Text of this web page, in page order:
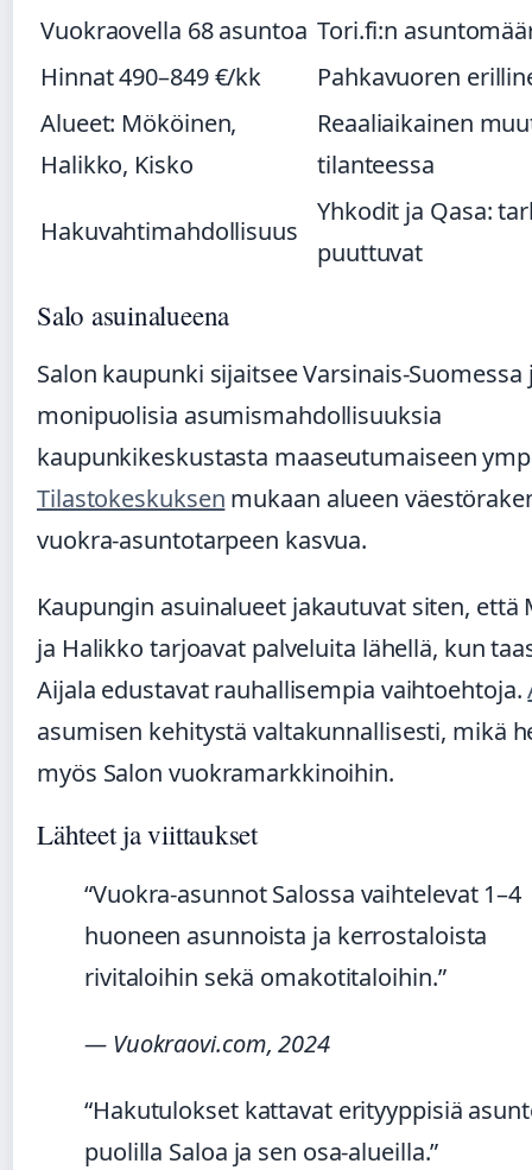
Vuokraovella 68 asuntoa Tori.fi:n
Hinnat 490–849 €/kk
Pahkavuoren
Alueet: Mököinen,
Halikko, Kisko
Reaaliaikainen
tilanteessa
Hakuvahtimahdollisuus
Yhkodit ja Qasa:
puuttuvat
Salo asuinalueena
Salon kaupunki sijaitsee Varsinais-Suomessa
monipuolisia asumismahdollisuuksia
kaupunkikeskustasta maaseutumaiseen
Tilastokeskuksen mukaan alueen
vuokra-asuntotarpeen kasvua.
Kaupungin asuinalueet jakautuvat siten, että
ja Halikko tarjoavat palveluita lähellä, kun
Aijala edustavat rauhallisempia vaihtoehtoja.
asumisen kehitystä valtakunnallisesti, mikä
myös Salon vuokramarkkinoihin.
Lähteet ja viittaukset
“Vuokra-asunnot Salossa vaihtelevat 1–4
huoneen asunnoista ja kerrostaloista
rivitaloihin sekä omakotitaloihin.”
— Vuokraovi.com, 2024
“Hakutulokset kattavat erityyppisiä
puolilla Saloa ja sen osa-alueilla.”